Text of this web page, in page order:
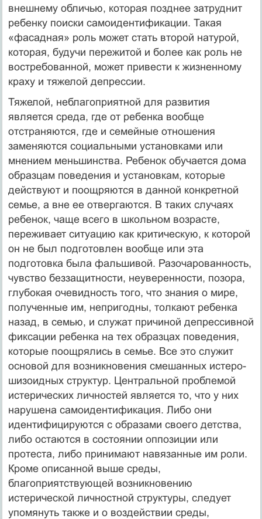
внешнему обличью, которая позднее затруднит
ребенку поиски самоидентификации. Такая
«фасадная» роль может стать второй натурой,
которая, будучи пережитой и более как роль не
востребованной, может привести к жизненному
краху и тяжелой депрессии.
Тяжелой, неблагоприятной для развития
является среда, где от ребенка вообще
отстраняются, где и семейные отношения
заменяются социальными установками или
мнением меньшинства. Ребенок обучается дома
образцам поведения и установкам, которые
действуют и поощряются в данной конкретной
семье, а вне ее отвергаются. В таких случаях
ребенок, чаще всего в школьном возрасте,
переживает ситуацию как критическую, к которой
он не был подготовлен вообще или эта
подготовка была фальшивой. Разочарованность,
чувство беззащитности, неуверенности, позора,
глубокая очевидность того, что знания о мире,
полученные им, непригодны, толкают ребенка
назад, в семью, и служат причиной депрессивной
фиксации ребенка на тех образцах поведения,
которые поощрялись в семье. Все это служит
основой для возникновения смешанных истеро-
шизоидных структур. Центральной проблемой
истерических личностей является то, что у них
нарушена самоидентификация. Либо они
идентифицируются с образами своего детства,
либо остаются в состоянии оппозиции или
протеста, либо принимают навязанные им роли.
Кроме описанной выше среды,
благоприятствующей возникновению
истерической личностной структуры, следует
упомянуть также и о воздействии среды,